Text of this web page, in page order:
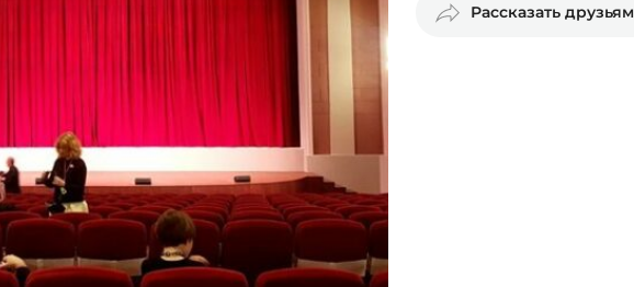
Рассказать друзьям